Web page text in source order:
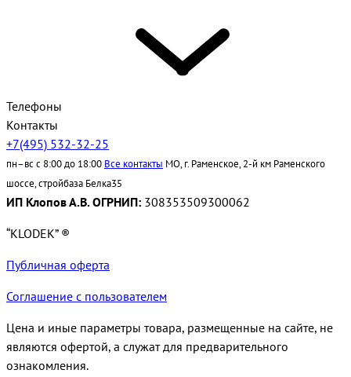
Телефоны
Контакты
+7(495) 532-32-25
пн–вс с 8:00 до 18:00 Все контакты МО, г. Раменское, 2-й км Раменского
шоссе, стройбаза Белка35
ИП Клопов А.В. ОГРНИП: 308353509300062
“KLODEK” ®
Публичная оферта
Соглашение с пользователем
Цена и иные параметры товара, размещенные на сайте, не
являются офертой, а служат для предварительного
ознакомления.